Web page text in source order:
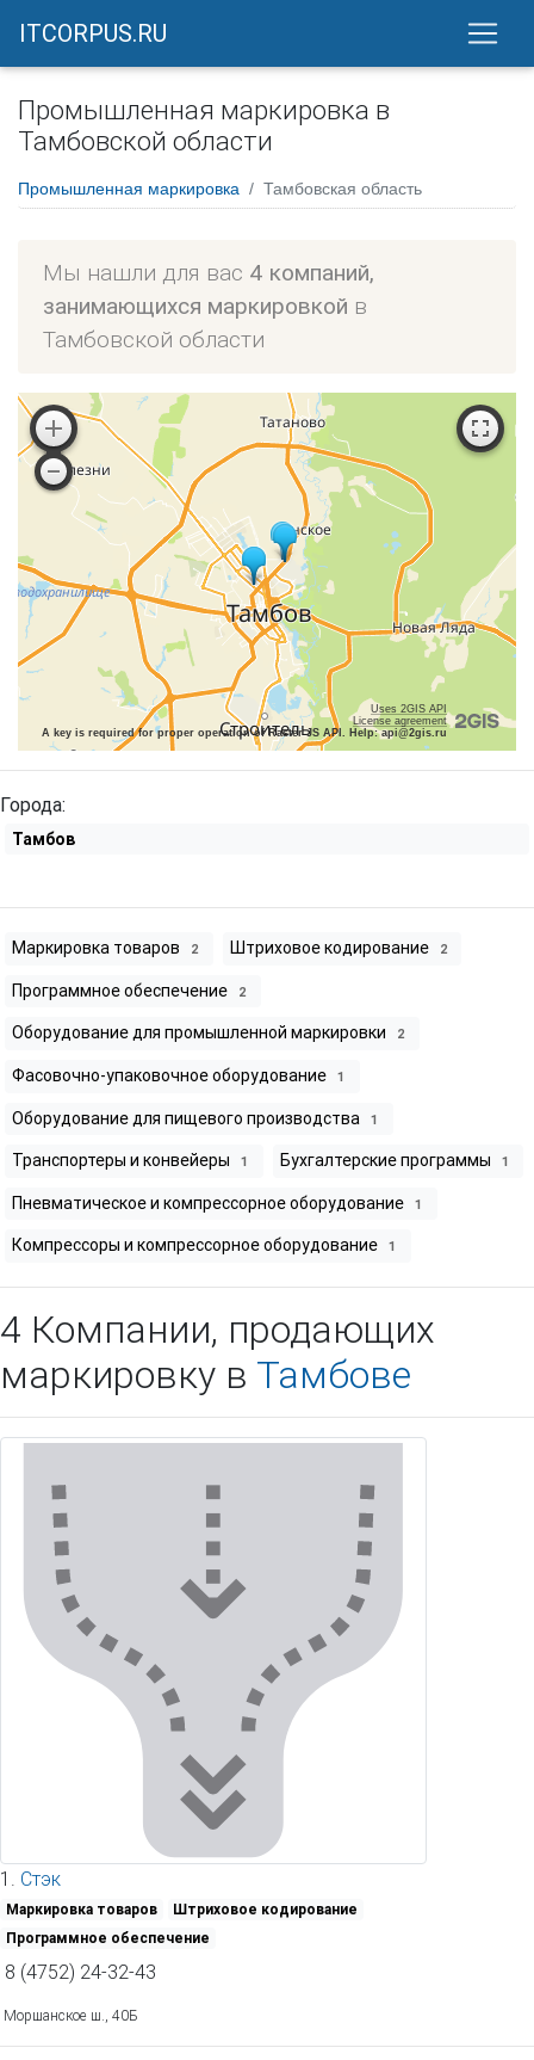
ITCORPUS.RU
Промышленная маркировка в
Тамбовской области
Промышленная маркировка Тамбовская область
Мы нашли для вас 4 компаний,
занимающихся маркировкой в
Тамбовской области
Uses 2GIS API
License agreement
A key is required for proper operation of Raster JS API. Help: api@2gis.ru
Города:
Тамбов
Маркировка товаров 2 Штриховое кодирование 2
Программное обеспечение 2
Оборудование для промышленной маркировки 2
Фасовочно-упаковочное оборудование 1
Оборудование для пищевого производства 1
Транспортеры и конвейеры 1 Бухгалтерские программы 1
Пневматическое и компрессорное оборудование 1
Компрессоры и компрессорное оборудование 1
4 Компании, продающих
маркировку в Тамбове
1. Стэк
Маркировка товаров
Штриховое кодирование
Программное обеспечение
8 (4752) 24-32-43
Моршанское ш., 40Б